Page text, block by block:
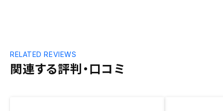
関連する評判・口コミ
RELATED REVIEWS